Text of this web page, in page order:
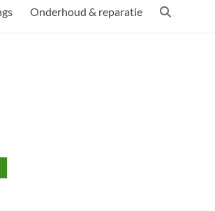
Onderhoud & reparatie